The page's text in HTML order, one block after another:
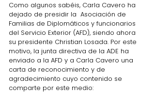
Como algunos sabéis, Carla Cavero ha
dejado de presidir la  Asociación de
Familias de Diplomáticos y funcionarios
del Servicio Exterior (AFD), siendo ahora
su presidente Christian Losada. Por este
motivo, la junta directiva de la ADE ha
enviado a la AFD y a Carla Cavero una
carta de reconocimiento y de
agradecimiento cuyo contenido se
comparte por este medio: